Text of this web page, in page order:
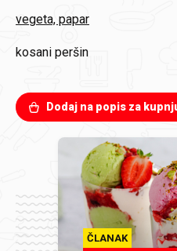
vegeta, papar
kosani peršin
Dodaj na popis za
ČLANAK